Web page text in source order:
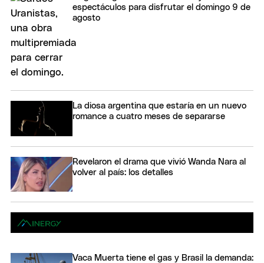
espectáculos para disfrutar el domingo 9 de
agosto
La diosa argentina que estaría en un nuevo
romance a cuatro meses de separarse
Revelaron el drama que vivió Wanda Nara al
volver al país: los detalles
Vaca Muerta tiene el gas y Brasil la demanda: